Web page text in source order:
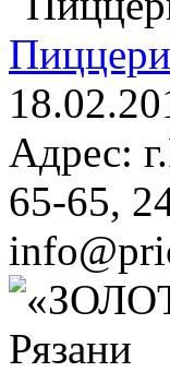
Адрес:
65-65,